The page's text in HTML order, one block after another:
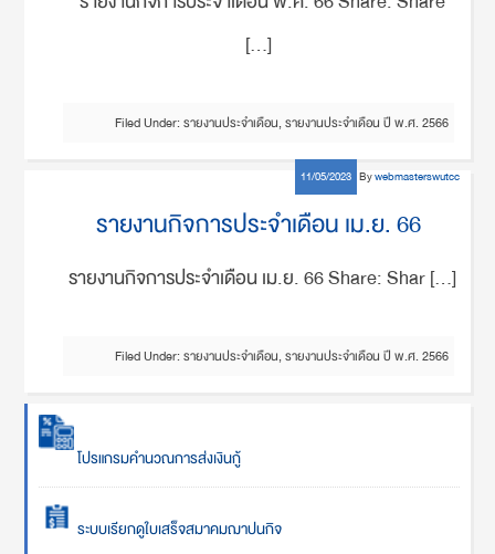
[…]
Filed Under:รายงานประจำเดือน,รายงานประจำเดือน ปี พ.ศ. 2566
11/05/2023 Bywebmasterswutcc
รายงานกิจการประจำเดือน เม.ย. 66
รายงานกิจการประจำเดือน เม.ย. 66 Share: Shar […]
Filed Under:รายงานประจำเดือน,รายงานประจำเดือน ปี พ.ศ. 2566
โปรแกรมคำนวณการส่งเงินกู้
ระบบเรียกดูใบเสร็จสมาคมฌาปนกิจ